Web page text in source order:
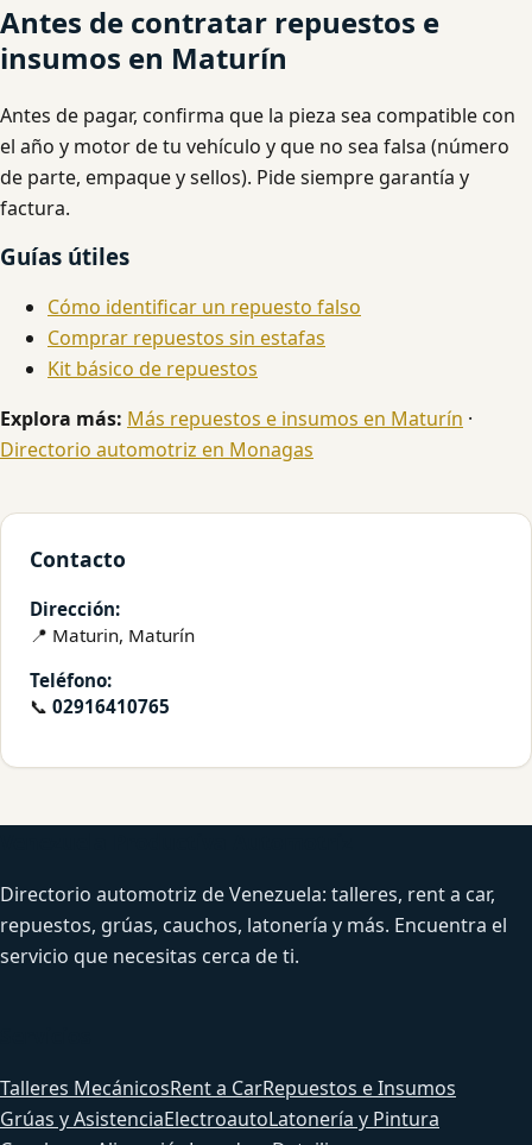
Antes de contratar repuestos e
insumos en Maturín
Antes de pagar, confirma que la pieza sea compatible con
el año y motor de tu vehículo y que no sea falsa (número
de parte, empaque y sellos). Pide siempre garantía y
factura.
Guías útiles
Cómo identificar un repuesto falso
Comprar repuestos sin estafas
Kit básico de repuestos
Explora más: Más repuestos e insumos en Maturín ·
Directorio automotriz en Monagas
Contacto
Dirección:
📍 Maturin, Maturín
Teléfono:
📞 02916410765
Directorio automotriz de Venezuela: talleres, rent a car,
repuestos, grúas, cauchos, latonería y más. Encuentra el
servicio que necesitas cerca de ti.
Talleres MecánicosRent a CarRepuestos e Insumos
Grúas y AsistenciaElectroautoLatonería y Pintura